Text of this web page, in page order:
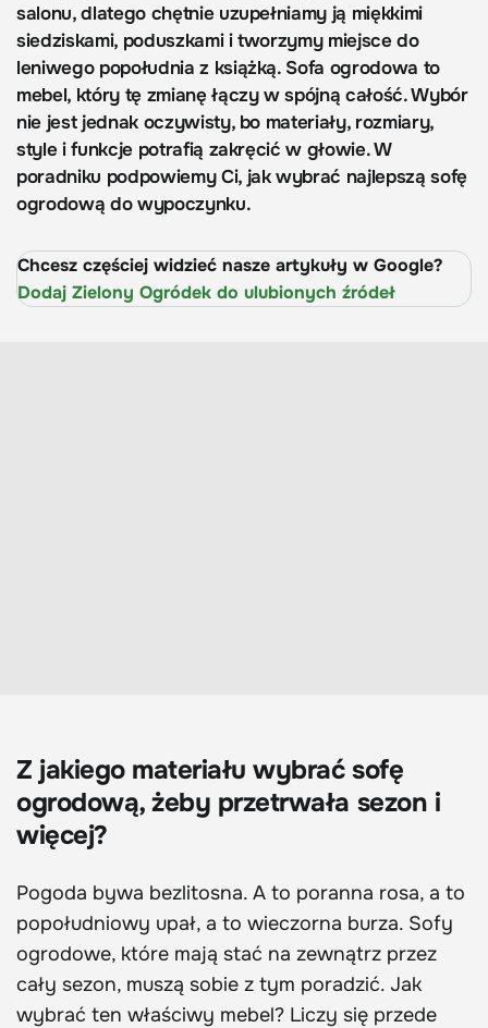
salonu, dlatego chętnie uzupełniamy ją miękkimi
siedziskami, poduszkami i tworzymy miejsce do
leniwego popołudnia z książką. Sofa ogrodowa to
mebel, który tę zmianę łączy w spójną całość. Wybór
nie jest jednak oczywisty, bo materiały, rozmiary,
style i funkcje potrafią zakręcić w głowie. W
poradniku podpowiemy Ci, jak wybrać najlepszą sofę
ogrodową do wypoczynku.
Chcesz częściej widzieć nasze artykuły w Google?
Dodaj Zielony Ogródek do ulubionych źródeł
Z jakiego materiału wybrać sofę
ogrodową, żeby przetrwała sezon i
więcej?
Pogoda bywa bezlitosna. A to poranna rosa, a to
popołudniowy upał, a to wieczorna burza. Sofy
ogrodowe, które mają stać na zewnątrz przez
cały sezon, muszą sobie z tym poradzić. Jak
wybrać ten właściwy mebel? Liczy się przede